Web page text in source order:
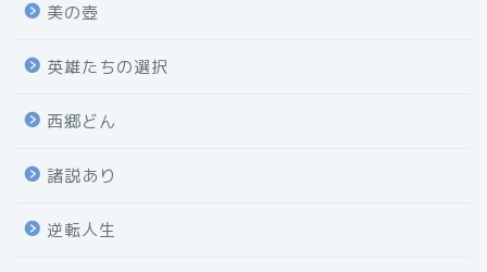
美の壺
英雄たちの選択
西郷どん
諸説あり
逆転人生